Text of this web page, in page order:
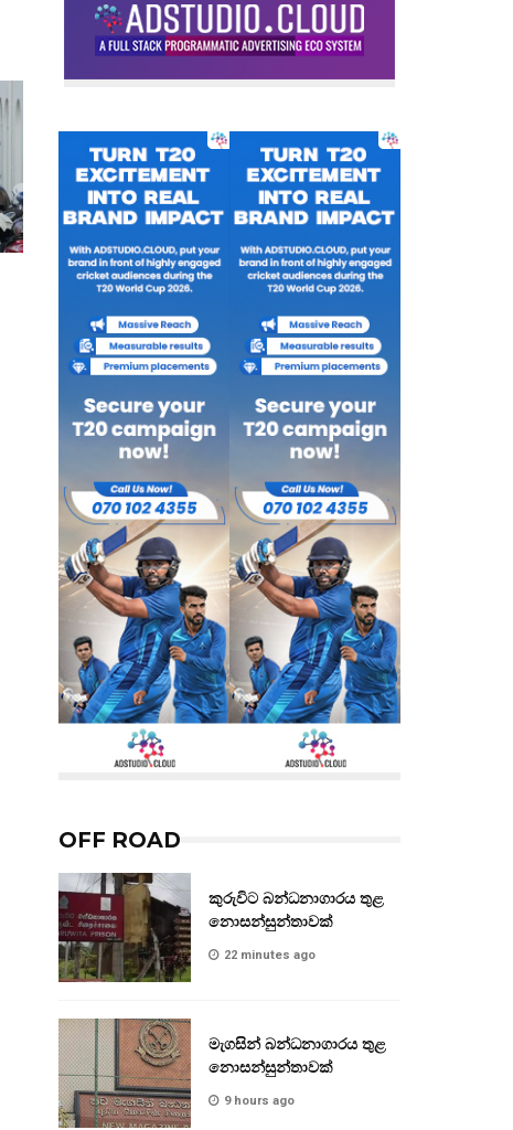
OFF ROAD
කුරුවිට බන්ධනාගාරය තුළ
නොසන්සුන්තාවක්
22 minutes ago
මැගසින් බන්ධනාගාරය තුළ
නොසන්සුන්තාවක්
9 hours ago